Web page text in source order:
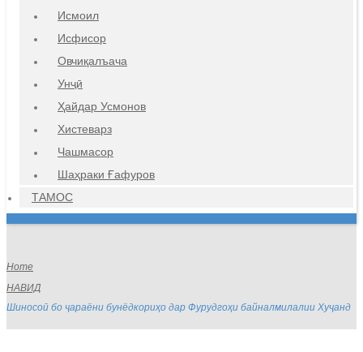
Исмоил
Исфисор
Овчиқалъача
Унҷӣ
Ҳайдар Усмонов
Хистеварз
Чашмасор
Шаҳраки Ғафуров
ТАМОС
Home
НАВИД
Шиносоӣ бо ҷараёни бунёдкориҳо дар Фурудгоҳи байналмилалии Хуҷанд